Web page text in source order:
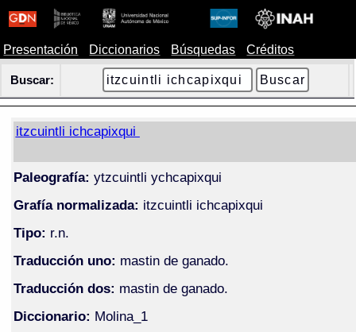
Presentación Diccionarios Búsquedas Créditos
Buscar:
itzcuintli ichcapixqui
Paleografía: ytzcuintli ychcapixqui
Grafía normalizada: itzcuintli ichcapixqui
Tipo: r.n.
Traducción uno: mastin de ganado.
Traducción dos: mastin de ganado.
Diccionario: Molina_1